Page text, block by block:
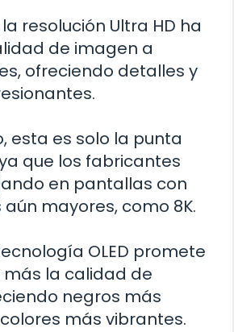
resolución Ultra HD ha
de imagen a
ofreciendo detalles y
esta es solo la punta
que los fabricantes
en pantallas con
mayores, como 8K.
OLED promete
la calidad de
negros más
más vibrantes.